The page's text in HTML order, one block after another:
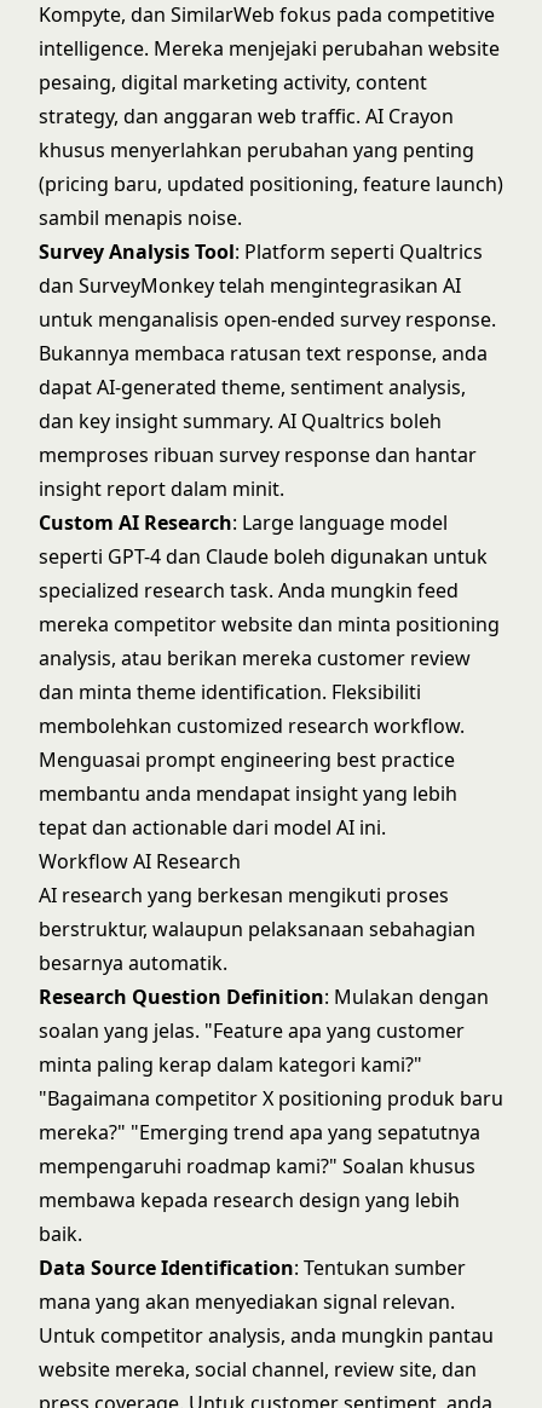
Kompyte, dan SimilarWeb fokus pada competitive
intelligence. Mereka menjejaki perubahan website
pesaing, digital marketing activity, content
strategy, dan anggaran web traffic. AI Crayon
khusus menyerlahkan perubahan yang penting
(pricing baru, updated positioning, feature launch)
sambil menapis noise.
Survey Analysis Tool: Platform seperti Qualtrics
dan SurveyMonkeytelah mengintegrasikan AI
untuk menganalisis open-ended survey response.
Bukannya membaca ratusan text response, anda
dapat AI-generated theme, sentiment analysis,
dan key insight summary. AI Qualtrics boleh
memproses ribuan survey response dan hantar
insight report dalam minit.
Custom AI Research: Large language model
seperti GPT-4 dan Claude boleh digunakan untuk
specialized research task. Anda mungkin feed
mereka competitor website dan minta positioning
analysis, atau berikan mereka customer review
dan minta theme identification. Fleksibiliti
membolehkan customized research workflow.
Menguasai prompt engineering best practice
membantu anda mendapat insight yang lebih
tepat dan actionable dari model AI ini.
Workflow AI Research
AI research yang berkesan mengikuti proses
berstruktur, walaupun pelaksanaan sebahagian
besarnya automatik.
Research Question Definition: Mulakan dengan
soalan yang jelas. "Feature apa yang customer
minta paling kerap dalam kategori kami?"
"Bagaimana competitor X positioning produk baru
mereka?" "Emerging trend apa yang sepatutnya
mempengaruhi roadmap kami?" Soalan khusus
membawa kepada research design yang lebih
baik.
Data Source Identification: Tentukan sumber
mana yang akan menyediakan signal relevan.
Untuk competitor analysis, anda mungkin pantau
website mereka, social channel, review site, dan